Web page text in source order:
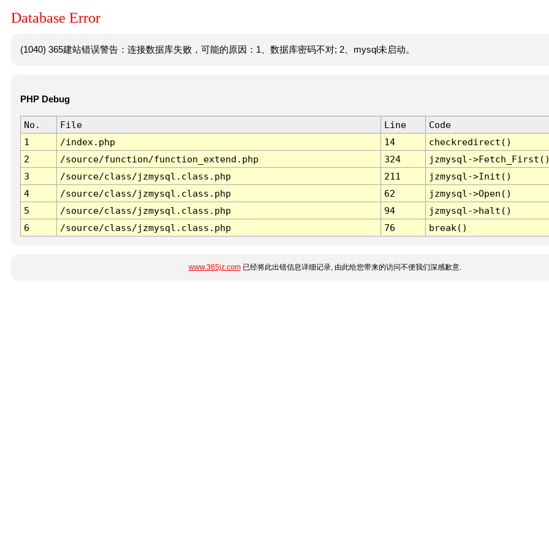
Database Error
(1040) 365建站错误警告：连接数据库失败，可能的原因：1、数据库密码不对; 2、mysql未启动。
PHP Debug
No. File Line
Code
1
/index.php 14
checkredirect()
2
/source/function/function_extend.php 324
jzmysql-
3
/source/class/jzmysql.class.php 211
jzmysql->Init()
4
/source/class/jzmysql.class.php 62
jzmysql->Open()
5
/source/class/jzmysql.class.php 94
jzmysql->halt()
6
/source/class/jzmysql.class.php 76 break()
www.365jz.com已经将此出错信息详细记录, 由此给您带来的访问不便我们深感歉意.